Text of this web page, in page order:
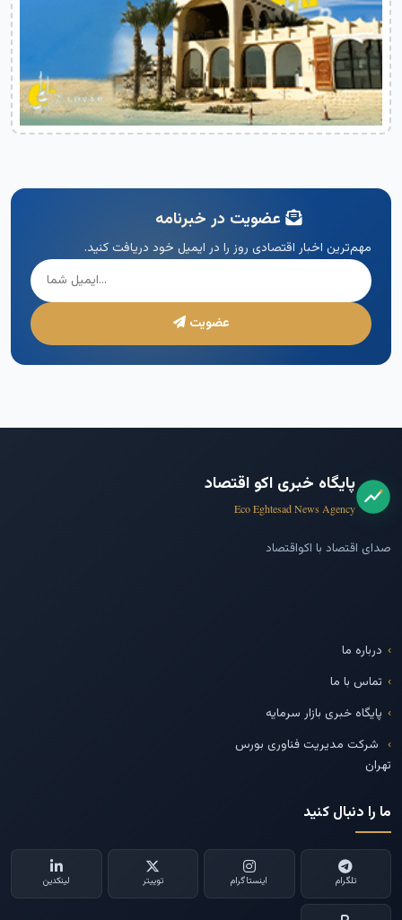
عضویت در خبرنامه
مهم‌ترین اخبار اقتصادی روز را در ایمیل خود دریافت کنید.
عضویت
پایگاه خبری اکو اقتصاد
Eco Eghtesad News Agency
صدای اقتصاد با اکواقتصاد
درباره ما
تماس با ما
پایگاه خبری بازار سرمایه
شرکت مدیریت فناوری بورس
تهران
ما را دنبال کنید
تلگرام اینستاگرام توییتر لینکدین